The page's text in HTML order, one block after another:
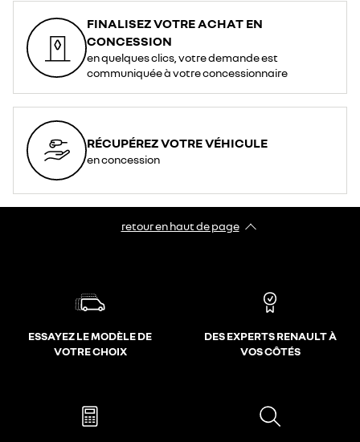
FINALISEZ VOTRE ACHAT EN
CONCESSION
en quelques clics, votre demande est
communiquée à votre concessionnaire
RÉCUPÉREZ VOTRE VÉHICULE
en concession
retour en haut de page​
ESSAYEZ LE MODÈLE DE
VOTRE CHOIX
DES EXPERTS RENAULT À
VOS CÔTÉS